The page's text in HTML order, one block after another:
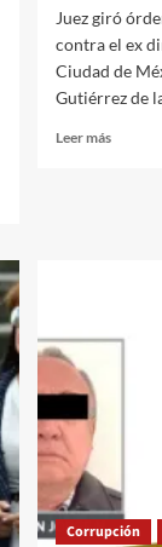
Juez giró
contra el ex
Ciudad de
Gutiérrez de
Leer másLeer
De
Corrupción